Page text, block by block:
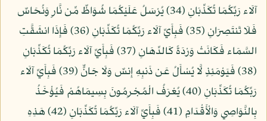
آلَاء رَبِّكُمَا تُكَذِّبَانِ (34) يُرْسَلُ عَلَيْكُمَا شُوَاظٌ مِّن نَّارٍ وَنُحَاسٌ
فَلَا تَنتَصِرَانِ (35) فَبِأَيِّ آلَاء رَبِّكُمَا تُكَذِّبَانِ (36) فَإِذَا انشَقَّتِ
السَّمَاء فَكَانَتْ وَرْدَةً كَالدِّهَانِ (37) فَبِأَيِّ آلَاء رَبِّكُمَا تُكَذِّبَانِ
(38) فَيَوْمَئِذٍ لَّا يُسْأَلُ عَن ذَنبِهِ إِنسٌ وَلَا جَانٌّ (39) فَبِأَيِّ آلَاء
رَبِّكُمَا تُكَذِّبَانِ (40) يُعْرَفُ الْمُجْرِمُونَ بِسِيمَاهُمْ فَيُؤْخَذُ
بِالنَّوَاصِي وَالْأَقْدَامِ (41) فَبِأَيِّ آلَاء رَبِّكُمَا تُكَذِّبَانِ (42) هَذِهِ